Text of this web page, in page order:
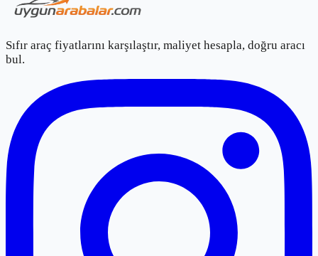
Sıfır araç fiyatlarını karşılaştır, maliyet hesapla, doğru aracı
bul.